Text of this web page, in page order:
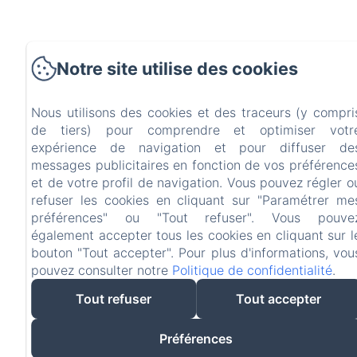
Notre site utilise des cookies
Nous utilisons des cookies et des traceurs (y
de tiers) pour comprendre et optimiser
expérience de navigation et pour diffuser
messages publicitaires en fonction de vos
et de votre profil de navigation. Vous pouvez régler
refuser les cookies en cliquant sur "Paramétrer
préférences" ou "Tout refuser". Vous
également accepter tous les cookies en cliquant sur
bouton "Tout accepter". Pour plus d'informations,
pouvez consulter notre Politique de confidentialité.
Tout refuser
Tout accepter
Préférences